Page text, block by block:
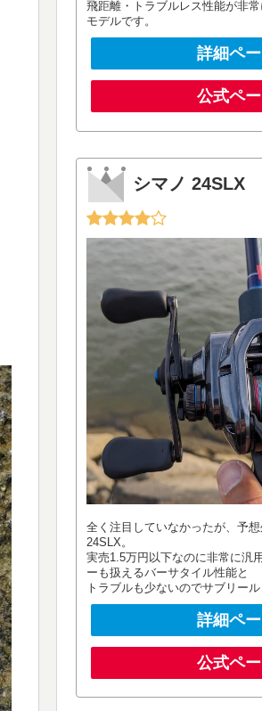
飛距離・トラブルレス性能が非
モデルです。
詳細ペ
公式ペ
シマノ 24SLX
全く注目していなかったが、予
24SLX。
実売1.5万円以下なのに非常に汎
ーも扱えるバーサタイル性能と
トラブルも少ないのでサブリール
詳細ペ
公式ペ